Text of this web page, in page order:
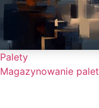
Palety
Magazynowanie palet